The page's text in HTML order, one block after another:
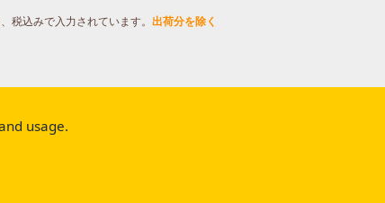
税込みで入力されています。 出荷分を除く
usage.